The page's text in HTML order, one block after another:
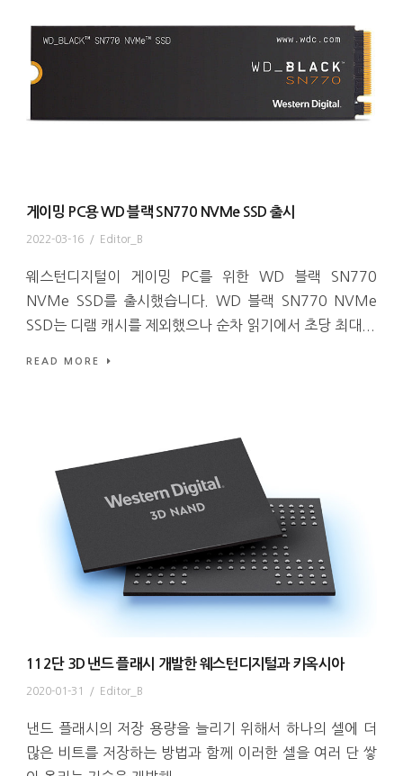
게이밍 PC용 WD 블랙 SN770 NVMe SSD 출시
2022-03-16 / Editor_B
웨스턴디지털이 게이밍 PC를 위한 WD 블랙 SN770
NVMe SSD를 출시했습니다. WD 블랙 SN770 NVMe
SSD는 디램 캐시를 제외했으나 순차 읽기에서 초당 최대...
READ MORE
112단 3D 낸드 플래시 개발한 웨스턴디지털과 키옥시아
2020-01-31 / Editor_B
낸드 플래시의 저장 용량을 늘리기 위해서 하나의 셀에 더
많은 비트를 저장하는 방법과 함께 이러한 셀을 여러 단 쌓